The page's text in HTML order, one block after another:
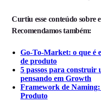
Curtiu esse conteúdo sobre
Recomendamos também:
Go-To-Market: o que é
de produto
5 passos para construir
pensando em Growth
Framework de
Produto